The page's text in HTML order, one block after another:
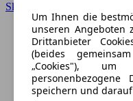
Skoda
Um Ihnen die
unseren Angeboten
Drittanbieter
(beides
„Cookies"), um
speichern und